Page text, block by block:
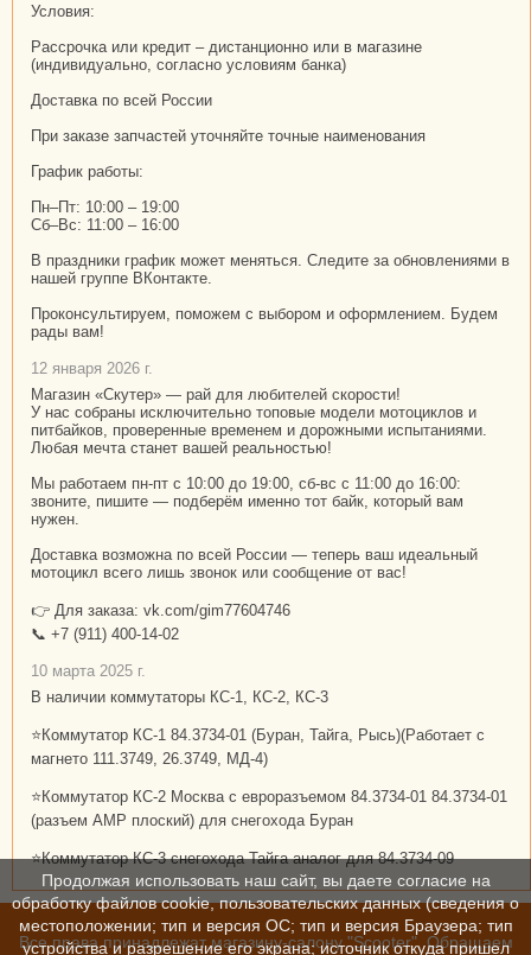
Условия:
Рассрочка или кредит – дистанционно или в магазине
(индивидуально, согласно условиям банка)
Доставка по всей России
При заказе запчастей уточняйте точные наименования
График работы:
Пн–Пт: 10:00 – 19:00
Сб–Вс: 11:00 – 16:00
В праздники график может меняться. Следите за обновлениями в
нашей группе ВКонтакте.
Проконсультируем, поможем с выбором и оформлением. Будем
рады вам!
12 января 2026 г.
Магазин «Скутер» — рай для любителей скорости!
У нас собраны исключительно топовые модели мотоциклов и
питбайков, проверенные временем и дорожными испытаниями.
Любая мечта станет вашей реальностью!
Мы работаем пн-пт с 10:00 до 19:00, сб-вс с 11:00 до 16:00:
звоните, пишите — подберём именно тот байк, который вам
нужен.
Доставка возможна по всей России — теперь ваш идеальный
мотоцикл всего лишь звонок или сообщение от вас!
👉 Для заказа: vk.com/gim77604746
📞 +7 (911) 400-14-02
10 марта 2025 г.
В наличии коммутаторы КС-1, КС-2, КС-3
⭐Коммутатор КС-1 84.3734-01 (Буран, Тайга, Рысь)(Работает с
магнето 111.3749, 26.3749, МД-4)
⭐Коммутатор КС-2 Москва с евроразъемом 84.3734-01 84.3734-01
(разъем АМР плоский) для снегохода Буран
⭐Коммутатор КС-3 снегохода Тайга аналог для 84.3734-09
Все права принадлежат магазину-салону "Scooter". Обращаем
Продолжая использовать наш сайт, вы даете согласие на
обработку файлов cookie, пользовательских данных (сведения о
местоположении; тип и версия ОС; тип и версия Браузера; тип
устройства и разрешение его экрана; источник откуда пришел